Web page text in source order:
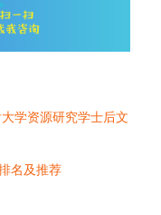
学资源研究学士后文
名及推荐